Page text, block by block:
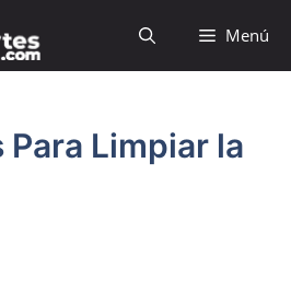
Menú
Para Limpiar la